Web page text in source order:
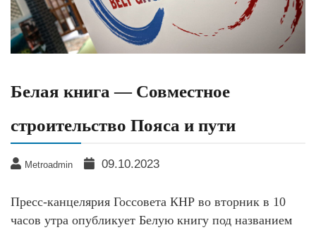
Белая книга — Совместное
строительство Пояса и пути
Metroadmin 09.10.2023
Пресс-канцелярия Госсовета КНР во вторник в 10
часов утра опубликует Белую книгу под названием